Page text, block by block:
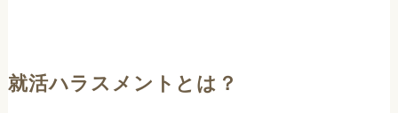
就活ハラスメントとは？